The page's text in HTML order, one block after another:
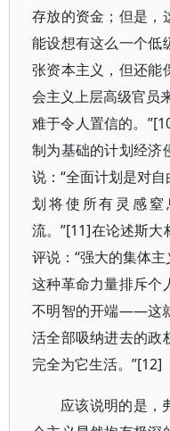
存放的资金；但是，
能设想有这么一个低
张资本主义，但还能
会主义上层高级官员
难于令人置信的。
制为基础的计划经济
说：“全面计划是对
划将使所有灵感
流。”[11]在论述斯
评说：“强大的集体
这种革命力量排斥个
不明智的开端——这
活全部吸纳进去的政
完全为它生活。”[12]
应该说明的是，